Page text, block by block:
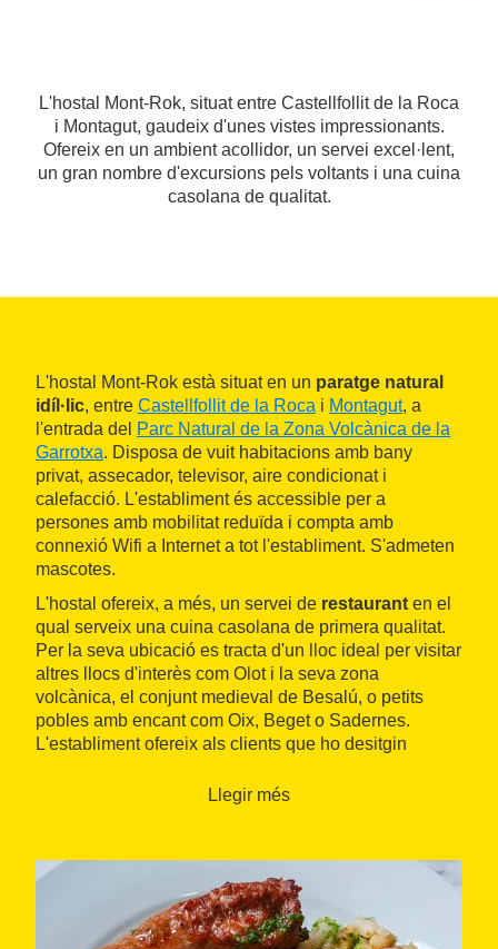
L'hostal Mont-Rok, situat entre Castellfollit de la Roca
i Montagut, gaudeix d'unes vistes impressionants.
Ofereix en un ambient acollidor, un servei excel·lent,
un gran nombre d'excursions pels voltants i una cuina
casolana de qualitat.
L'hostal Mont-Rok està situat en un paratge natural
idíl·lic, entre Castellfollit de la Roca i Montagut, a
l'entrada del Parc Natural de la Zona Volcànica de la
Garrotxa. Disposa de vuit habitacions amb bany
privat, assecador, televisor, aire condicionat i
calefacció. L'establiment és accessible per a
persones amb mobilitat reduïda i compta amb
connexió Wifi a Internet a tot l'establiment. S'admeten
mascotes.
L'hostal ofereix, a més, un servei de restaurant en el
qual serveix una cuina casolana de primera qualitat.
Per la seva ubicació es tracta d'un lloc ideal per visitar
altres llocs d'interès com Olot i la seva zona
volcànica, el conjunt medieval de Besalú, o petits
pobles amb encant com Oix, Beget o Sadernes.
L'establiment ofereix als clients que ho desitgin
Llegir més